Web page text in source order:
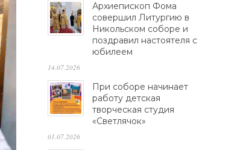
Архиепископ Фома
совершил Литургию в
Никольском соборе и
поздравил настоятеля с
юбилеем
14.07.2026
При соборе начинает
работу детская
творческая студия
«Светлячок»
01.07.2026